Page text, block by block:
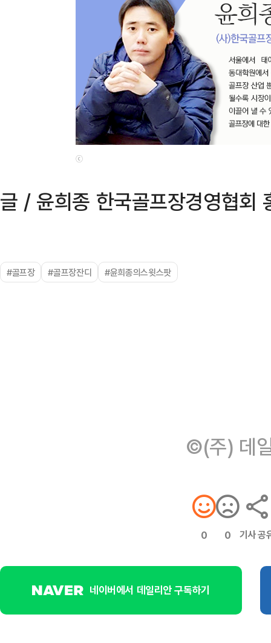
ⓒ
글 / 윤희종 한국골프장경영협회
#골프장 #골프장잔디 #윤희종의스윗스팟
©(주) 데
0 0 기사 공
네이버에서 데일리안 구독하기